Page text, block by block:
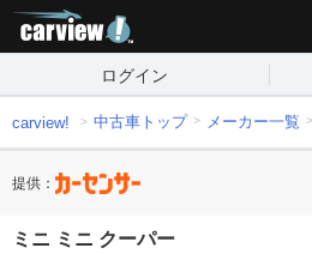
ログイン
carview! 中古車トップ メーカー一覧
提供：
ミニ ミニ クーパー